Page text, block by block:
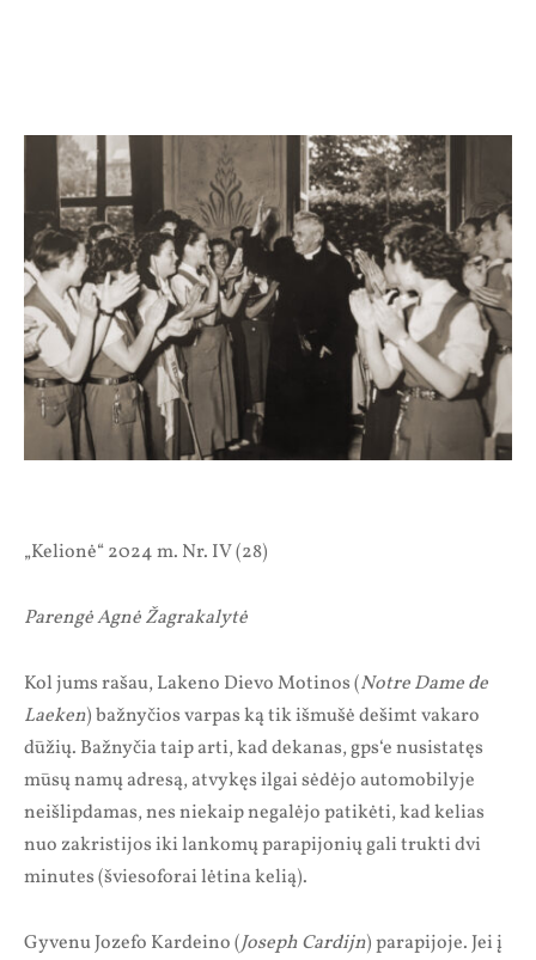
„Kelionė“ 2024 m. Nr. IV (28)
Parengė Agnė Žagrakalytė
Kol jums rašau, Lakeno Dievo Motinos (Notre Dame de
Laeken) bažnyčios varpas ką tik išmušė dešimt vakaro
dūžių. Bažnyčia taip arti, kad dekanas, gps‘e nusistatęs
mūsų namų adresą, atvykęs ilgai sėdėjo automobilyje
neišlipdamas, nes niekaip negalėjo patikėti, kad kelias
nuo zakristijos iki lankomų parapijonių gali trukti dvi
minutes (šviesoforai lėtina kelią).
Gyvenu Jozefo Kardeino (Joseph Cardijn) parapijoje. Jei į